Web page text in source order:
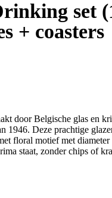
set
+ coasters
door Belgische glas en
1946. Deze prachtige
9 cm, binnenmat 7.5 cm. Onderaan
staat, zonder chips of